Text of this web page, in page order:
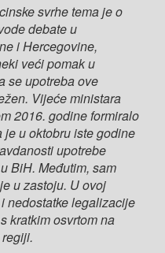
svrhe tema je o
debate u
i Hercegovine,
veći pomak u
se upotreba ove
Vijeće ministara
2016. godine formiralo
u oktobru iste godine
upotrebe
BiH. Međutim, sam
u zastoju. U ovoj
nedostatke legalizacije
kratkim osvrtom na